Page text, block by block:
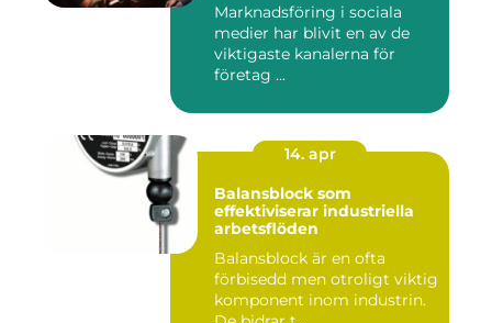
Marknadsföring i sociala
medier har blivit en av de
viktigaste kanalerna för
företag ...
14. apr
Balansblock som
effektiviserar industriella
arbetsflöden
Balansblock är en ofta
förbisedd men otroligt viktig
komponent inom industrin.